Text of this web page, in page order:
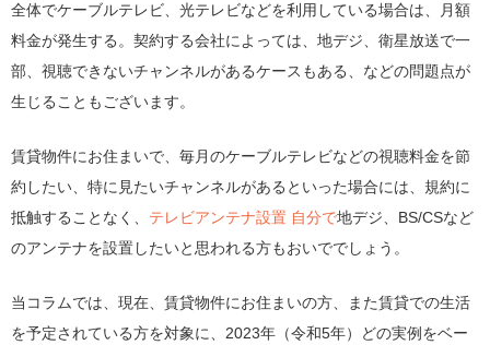
全体でケーブルテレビ、光テレビなどを利用している場合は、月額
料金が発生する。契約する会社によっては、地デジ、衛星放送で一
部、視聴できないチャンネルがあるケースもある、などの問題点が
生じることもございます。
賃貸物件にお住まいで、毎月のケーブルテレビなどの視聴料金を節
約したい、特に見たいチャンネルがあるといった場合には、規約に
抵触することなく、 テレビアンテナ設置 自分で地デジ、BS/CSなど
のアンテナを設置したいと思われる方もおいででしょう。
当コラムでは、現在、賃貸物件にお住まいの方、また賃貸での生活
を予定されている方を対象に、2023年（令和5年）どの実例をベー